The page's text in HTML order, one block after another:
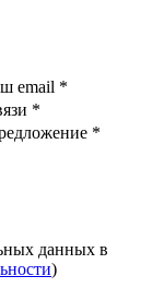
email *
*
*
данных в
)